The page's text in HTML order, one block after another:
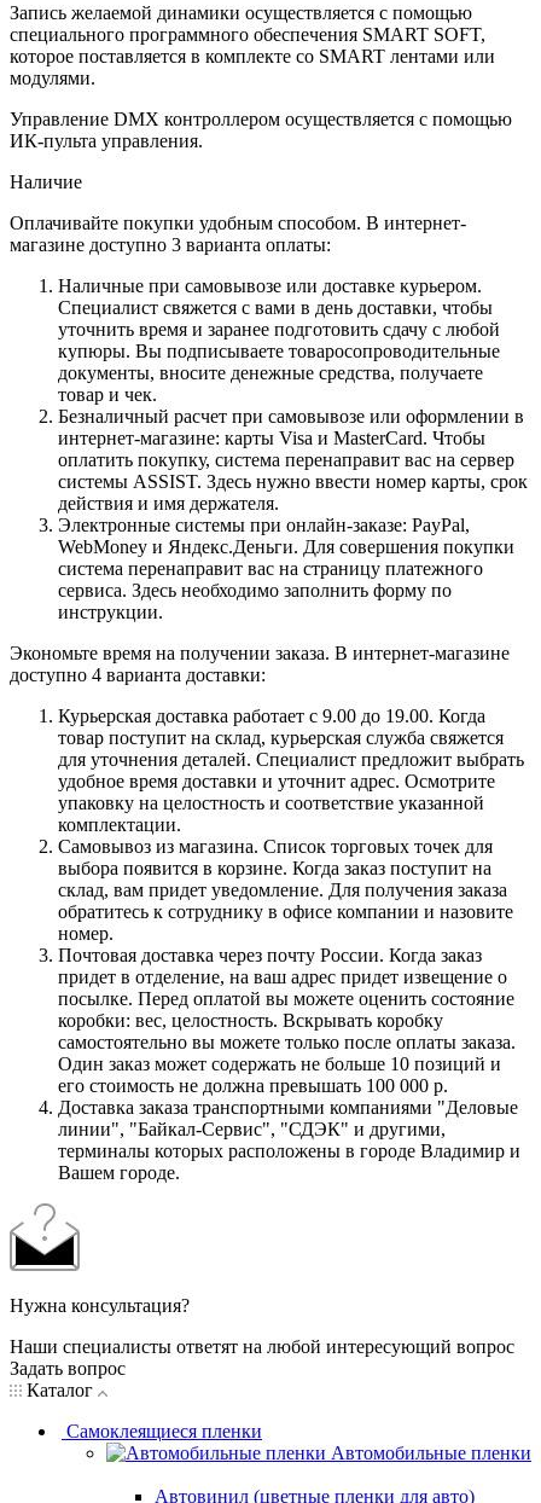
Запись желаемой динамики осуществляется с помощью
специального программного обеспечения SMART SOFT,
которое поставляется в комплекте со SMART лентами или
модулями.
Управление DMX контроллером осуществляется с помощью
ИК-пульта управления.
Наличие
Оплачивайте покупки удобным способом. В интернет-
магазине доступно 3 варианта оплаты:
Наличные при самовывозе или доставке курьером.
Специалист свяжется с вами в день доставки, чтобы
уточнить время и заранее подготовить сдачу с любой
купюры. Вы подписываете товаросопроводительные
документы, вносите денежные средства, получаете
товар и чек.
Безналичный расчет при самовывозе или оформлении в
интернет-магазине: карты Visa и MasterCard. Чтобы
оплатить покупку, система перенаправит вас на сервер
системы ASSIST. Здесь нужно ввести номер карты, срок
действия и имя держателя.
Электронные системы при онлайн-заказе: PayPal,
WebMoney и Яндекс.Деньги. Для совершения покупки
система перенаправит вас на страницу платежного
сервиса. Здесь необходимо заполнить форму по
инструкции.
Экономьте время на получении заказа. В интернет-магазине
доступно 4 варианта доставки:
Курьерская доставка работает с 9.00 до 19.00. Когда
товар поступит на склад, курьерская служба свяжется
для уточнения деталей. Специалист предложит выбрать
удобное время доставки и уточнит адрес. Осмотрите
упаковку на целостность и соответствие указанной
комплектации.
Самовывоз из магазина. Список торговых точек для
выбора появится в корзине. Когда заказ поступит на
склад, вам придет уведомление. Для получения заказа
обратитесь к сотруднику в офисе компании и назовите
номер.
Почтовая доставка через почту России. Когда заказ
придет в отделение, на ваш адрес придет извещение о
посылке. Перед оплатой вы можете оценить состояние
коробки: вес, целостность. Вскрывать коробку
самостоятельно вы можете только после оплаты заказа.
Один заказ может содержать не больше 10 позиций и
его стоимость не должна превышать 100 000 р.
Доставка заказа транспортными компаниями "Деловые
линии", "Байкал-Сервис", "СДЭК" и другими,
терминалы которых расположены в городе Владимир и
Вашем городе.
Нужна консультация?
Наши специалисты ответят на любой интересующий вопрос
Задать вопрос
Каталог
Самоклеящиеся пленки
Автомобильные пленки
Автовинил (цветные пленки для авто)